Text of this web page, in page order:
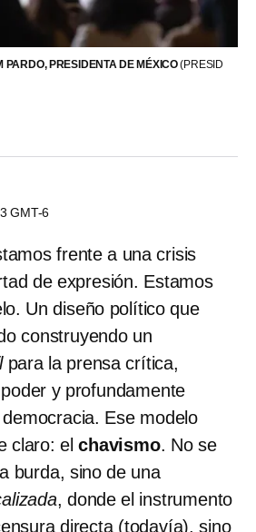
PRESIDENTA DE MÉXICO(PRESID
GMT-6
frente a una crisis
de expresión. Estamos
Un diseño político que
construyendo un
para la prensa crítica,
y profundamente
Ese modelo
claro: elchavismo. No se
burda, sino de una
, donde el instrumento
directa (todavía), sino